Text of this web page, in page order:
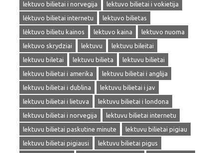
lektuvo bilietai i norvegija
lektuvo bilietai i vokietija
lėktuvo bilietai internetu
lektuvo bilietas
lėktuvo bilietu kainos
lektuvo kaina
lektuvo nuoma
lektuvo skrydziai
lektuvu
lektuvu bileitai
lektuvu biletai
lektuvu bilieta
lektuvu bilietai
lektuvu bilietai i amerika
lektuvu bilietai i anglija
lektuvu bilietai i dublina
lektuvu bilietai i jav
lektuvu bilietai i lietuva
lektuvu bilietai i londona
lektuvu bilietai i norvegija
lektuvu bilietai internetu
lektuvu bilietai paskutine minute
lektuvu bilietai pigiau
lektuvu bilietai pigiausi
lektuvu bilietai pigus